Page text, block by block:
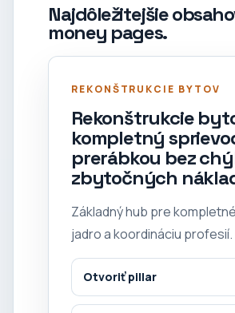
Najdôležitejšie
money pages.
REKONŠTRUKCIE BYTOV
Rekonštrukcie
kompletný
prerábkou bez
zbytočných
Základný hub pre
jadro a koordináciu profesií.
Otvoriť pillar